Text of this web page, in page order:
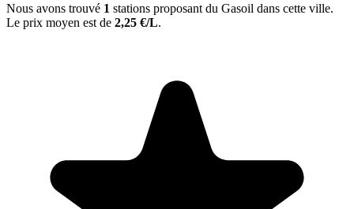
Nous avons trouvé 1 stations proposant du Gasoil dans cette ville.
Le prix moyen est de 2,25 €/L.